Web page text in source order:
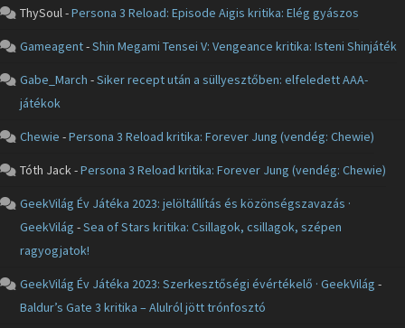
ThySoul-Persona 3 Reload: Episode Aigis kritika: Elég gyászos
Gameagent-Shin Megami Tensei V: Vengeance kritika: Isteni Shinjáték
Gabe_March -Siker recept után a süllyesztőben: elfeledett AAA-
játékok
Chewie -Persona 3 Reload kritika: Forever Jung (vendég: Chewie)
Tóth Jack-Persona 3 Reload kritika: Forever Jung (vendég: Chewie)
GeekVilág Év Játéka 2023: jelöltállítás és közönségszavazás ·
GeekVilág -Sea of Stars kritika: Csillagok, csillagok, szépen
ragyogjatok!
GeekVilág Év Játéka 2023: Szerkesztőségi évértékelő · GeekVilág -
Baldur’s Gate 3 kritika – Alulról jött trónfosztó